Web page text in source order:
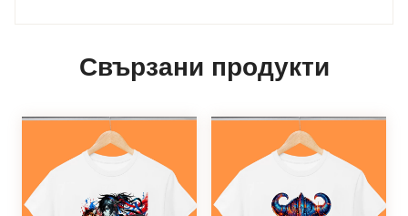
Свързани продукти